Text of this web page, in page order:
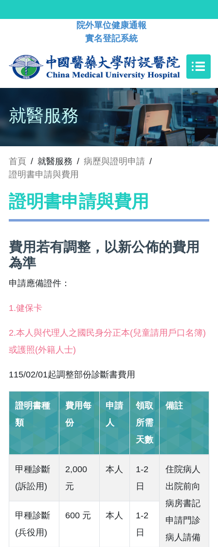
院外單位健康通報
實名登記系統
就醫服務
首頁 / 就醫服務 / 病歷與證明申請 /
證明書申請與費用
證明書申請與費用
費用若有調整，以新公佈的費用
為準
申請應備證件：
1.健保卡
2.本人與代理人之國民身分正本(兒童請用戶口名簿)
或護照(外籍人士)
115/02/01起調整部份診斷書費用
證明書種
類
費用每
份
申請
人
領取
所需
天數
備註
甲種診斷
(訴訟用)
2,000
元
本人
1-2
日
住院病人
出院前向
病房書記
申請門診
病人請備
甲種診斷
(兵役用)
600 元 本人
1-2
日